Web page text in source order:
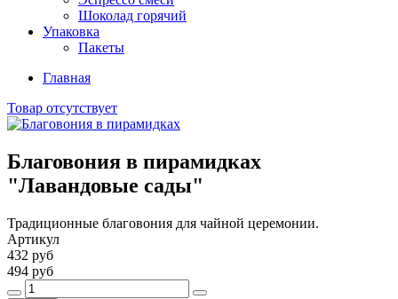
Шоколад горячий
Упаковка
Пакеты
Главная
Товар отсутствует
Благовония в пирамидках
"Лавандовые сады"
Традиционные благовония для чайной церемонии.
Артикул
432 руб
494 руб